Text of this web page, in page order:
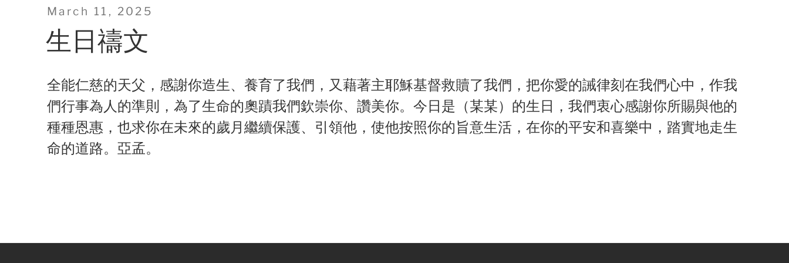
Posted
on
March 11, 2025
生日禱文
全能仁慈的天父，感謝你造生、養育了我們，又藉著主耶穌基督救贖了我們，把你愛的誡律刻在我們心中，作我
們行事為人的準則，為了生命的奧蹟我們欽崇你、讚美你。今日是（某某）的生日，我們衷心感謝你所賜與他的
種種恩惠，也求你在未來的歲月繼續保護、引領他，使他按照你的旨意生活，在你的平安和喜樂中，踏實地走生
命的道路。亞孟。